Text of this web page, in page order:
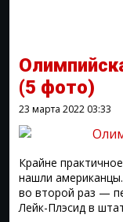
(5 фото)
23 марта 2022 03:33
Крайне
нашли
во второй раз —
Лейк-Плэсид в